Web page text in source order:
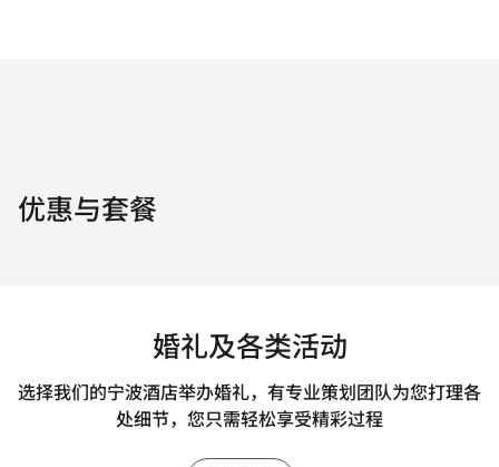
优惠与套餐
婚礼及各类活动
选择我们的宁波酒店举办婚礼，有专业策划团队为您打理各
处细节，您只需轻松享受精彩过程